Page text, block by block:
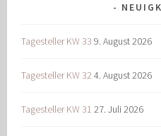
Tagesteller KW 33 9. August 2026
Tagesteller KW 324. August 2026
Tagesteller KW 31 27. Juli 2026